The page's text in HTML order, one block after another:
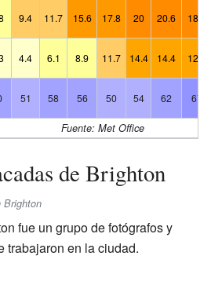
9.4 11.7 15.6 17.8 20 20.6 18.3
4.4 6.1 8.9 11.7 14.4 14.4 12.2
51 58 56 50 54 62 67
Fuente: Met Office
de Brighton
Brighton
fue un grupo de fotógrafos y
trabajaron en la ciudad.